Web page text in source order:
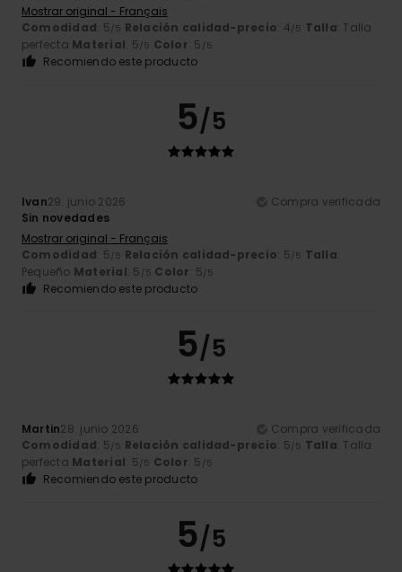
Mostrar original - Français
Comodidad: 5/5 Relación calidad-precio: 4/5 Talla: Talla
perfecta Material: 5/5 Color: 5 /5
Recomiendo este producto
5/5
Ivan29. junio 2026
Compra verificada
Sin novedades
Mostrar original - Français
Comodidad: 5/5 Relación calidad-precio: 5/5 Talla:
Pequeño Material: 5 /5 Color: 5/5
Recomiendo este producto
5/5
Martin28. junio 2026
Compra verificada
Comodidad: 5/5 Relación calidad-precio: 5/5 Talla: Talla
perfecta Material: 5/5 Color: 5 /5
Recomiendo este producto
5/5